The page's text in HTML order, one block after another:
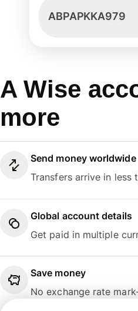
ABPAPKKA979
A Wise
more
Send money worldwide
Transfers arrive in less
Global account details
Get paid in multiple
Save money
No exchange rate